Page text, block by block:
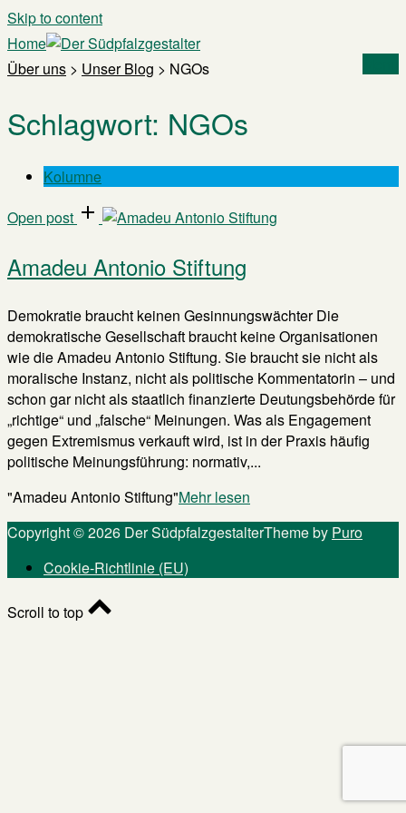
Skip to content
Home
Über uns > Unser Blog > NGOs
Schlagwort: NGOs
Kolumne
Open post
Amadeu Antonio Stiftung
Demokratie braucht keinen Gesinnungswächter Die
demokratische Gesellschaft braucht keine Organisationen
wie die Amadeu Antonio Stiftung. Sie braucht sie nicht als
moralische Instanz, nicht als politische Kommentatorin – und
schon gar nicht als staatlich finanzierte Deutungsbehörde für
„richtige“ und „falsche“ Meinungen. Was als Engagement
gegen Extremismus verkauft wird, ist in der Praxis häufig
politische Meinungsführung: normativ,...
"Amadeu Antonio Stiftung"Mehr lesen
Copyright © 2026 Der SüdpfalzgestalterTheme by Puro
Cookie-Richtlinie (EU)
Scroll to top